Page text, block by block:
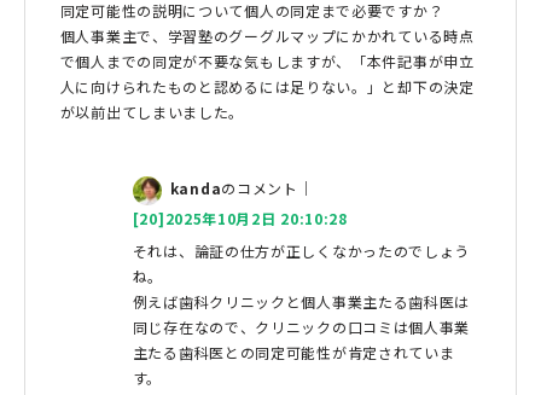
同定可能性の説明について個人の同定まで必要ですか？
個人事業主で、学習塾のグーグルマップにかかれている時点
で個人までの同定が不要な気もしますが、「本件記事が申立
人に向けられたものと認めるには足りない。」と却下の決定
が以前出てしまいました。
kandaのコメント｜
[20]2025年10月2日 20:10:28
それは、論証の仕方が正しくなかったのでしょう
ね。
例えば歯科クリニックと個人事業主たる歯科医は
同じ存在なので、クリニックの口コミは個人事業
主たる歯科医との同定可能性が肯定されていま
す。